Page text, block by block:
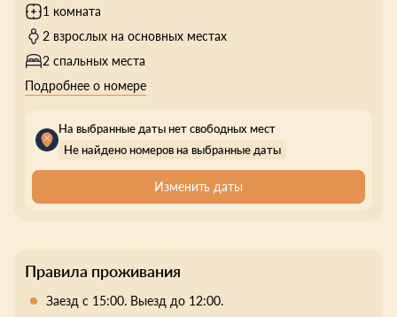
1 комната
2 взрослых на основных местах
2 спальных места
Подробнее о номере
На выбранные даты нет свободных мест
Не найдено номеров на выбранные даты
Изменить даты
Правила проживания
Заезд с 15:00. Выезд до 12:00.